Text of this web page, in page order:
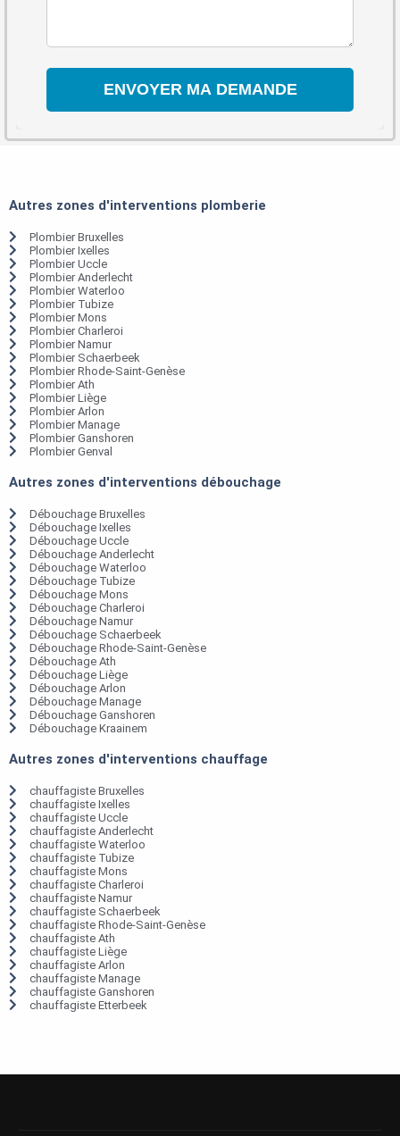
Autres zones d'interventions plomberie
Plombier Bruxelles
Plombier Ixelles
Plombier Uccle
Plombier Anderlecht
Plombier Waterloo
Plombier Tubize
Plombier Mons
Plombier Charleroi
Plombier Namur
Plombier Schaerbeek
Plombier Rhode-Saint-Genèse
Plombier Ath
Plombier Liège
Plombier Arlon
Plombier Manage
Plombier Ganshoren
Plombier Genval
Autres zones d'interventions débouchage
Débouchage Bruxelles
Débouchage Ixelles
Débouchage Uccle
Débouchage Anderlecht
Débouchage Waterloo
Débouchage Tubize
Débouchage Mons
Débouchage Charleroi
Débouchage Namur
Débouchage Schaerbeek
Débouchage Rhode-Saint-Genèse
Débouchage Ath
Débouchage Liège
Débouchage Arlon
Débouchage Manage
Débouchage Ganshoren
Débouchage Kraainem
Autres zones d'interventions chauffage
chauffagiste Bruxelles
chauffagiste Ixelles
chauffagiste Uccle
chauffagiste Anderlecht
chauffagiste Waterloo
chauffagiste Tubize
chauffagiste Mons
chauffagiste Charleroi
chauffagiste Namur
chauffagiste Schaerbeek
chauffagiste Rhode-Saint-Genèse
chauffagiste Ath
chauffagiste Liège
chauffagiste Arlon
chauffagiste Manage
chauffagiste Ganshoren
chauffagiste Etterbeek